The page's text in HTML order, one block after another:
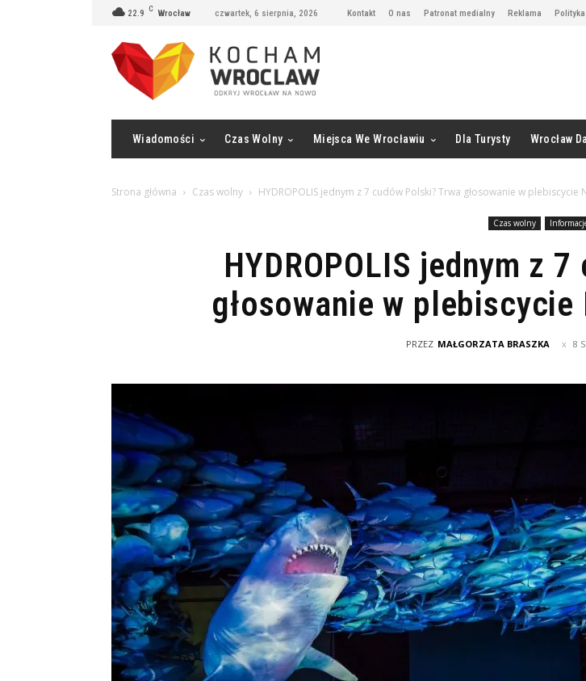
22.9 C Wrocław czwartek, 6 sierpnia, 2026 Kontakt O nas Patronat medialny Reklama
Wiadomości Czas Wolny Miejsca We Wrocławiu Dla Turysty Wrocław
Strona główna Czas wolny HYDROPOLIS jednym z 7 cudów Polski? Trwa głosowanie w plebiscycie
Czas wolny
HYDROPOLIS jednym z
głosowanie w
PRZEZ MAŁGORZATA BRASZKA 8